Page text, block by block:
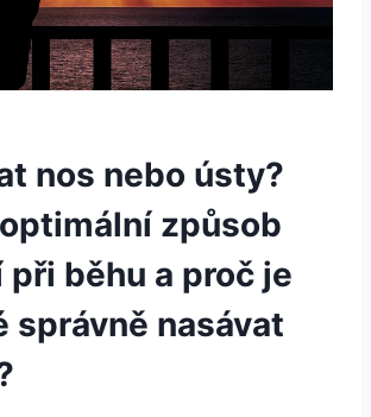
nos nebo ústy?
způsob
při běhu a proč je
správně nasávat